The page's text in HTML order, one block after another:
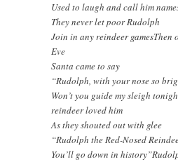
Used to laugh and call him
They never let poor Rudolph
Join in any reindeer gamesThen
Eve
Santa came to say
“Rudolph, with your nose so
Won’t you guide my sleigh
reindeer loved him
As they shouted out with glee
“Rudolph the Red-Nosed
You’ll go down in